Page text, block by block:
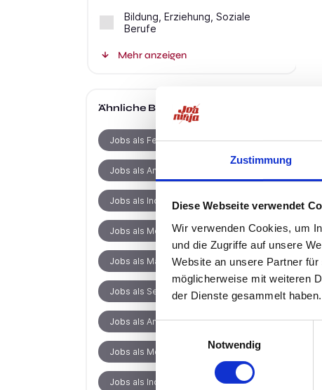
Zustimmung
Diese Webseite verwendet
Wir verwenden Cookies, um
und die Zugriffe auf unsere
Website an unsere Partner
möglicherweise mit weiteren
der Dienste gesammelt haben.
Notwendig
Bildung, Erziehung, Soziale
Berufe
Mehr anzeigen
Ähnliche Berufe
Jobs als Fertigungsplaner
Jobs als Anlagenführer
Jobs als Industriemechaniker
Jobs als Mechatroniker
Jobs als Maschinenbediener
Jobs als Servicetechniker
Jobs als Anlagenmechaniker
Jobs als Mechaniker
Jobs als Industrielackierer